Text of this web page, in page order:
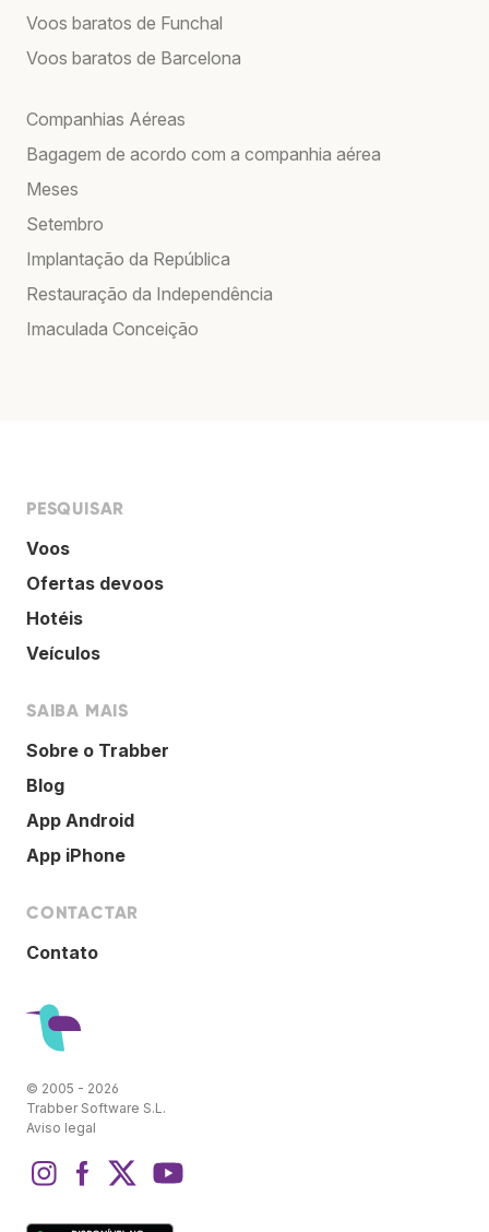
Voos baratos de Funchal
Voos baratos de Barcelona
Companhias Aéreas
Bagagem de acordo com a companhia aérea
Meses
Setembro
Implantação da República
Restauração da Independência
Imaculada Conceição
PESQUISAR
Voos
Ofertas devoos
Hotéis
Veículos
SAIBA MAIS
Sobre o Trabber
Blog
App Android
App iPhone
CONTACTAR
Contato
© 2005 - 2026
Trabber Software S.L.
Aviso legal